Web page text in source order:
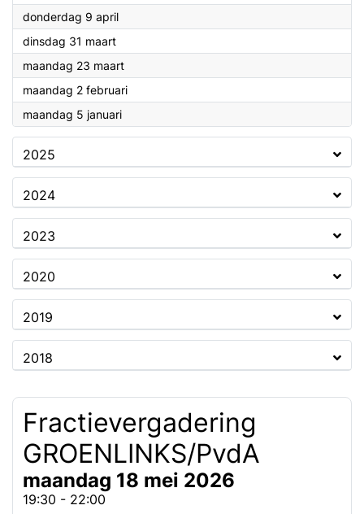
donderdag 9 april2026
dinsdag 31 maart2026
maandag 23 maart2026
maandag 2 februari2026
maandag 5 januari2026
2025
2024
2023
2020
2019
2018
Fractievergadering
GROENLINKS/PvdA
maandag 18 mei 2026
19:30 - 22:00